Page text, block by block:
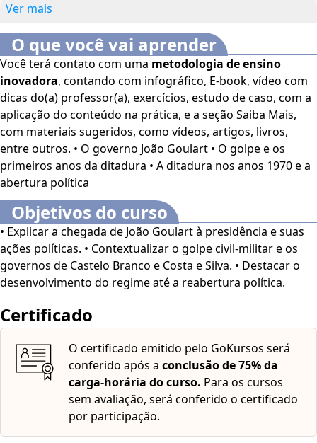
de uma ditadura que duraria até 1985. João Goulart,
também conhecido como Jango,assumiu a presidência
em 1961 após a renúncia de Jânio Quadros
ascensão ao poder ocorreu em um contexto de intensa
polarização política e social. Neste curso online, você
estudará os paradoxos sobre o período ditatorial.
Compreenderá as justificativas apresentadas para o golpe,
principalmente em relação à condução do governo de João
Goulart. Acompanhará o processo de institucionalização
da ditadura, com os primeiros governos dos militares. Por
fim, estudará o auge da repressão e do desenvolvimento
econômico e o posterior processo de transição para a
democracia. Bons estudos! O Curso Online
Goulart e o Golpe Civil-Militaré voltado para
profissionais e estudantes da área de História, além de
interessados no assunto.Este curso dispõe dos seguintes
recursos de acessibilidade: cores em alto-contraste,
Língua Brasileira de Sinais (Libras). Para ativar esses
na parte superior e habilite de acordo com sua
necessidade.O conteúdo do curso ficará disponível por
até 120 dias após a compra.
Ver mais
O que você vai aprender
Você terá contato com uma metodologia de ensino
inovadora, contando com infográfico, E-book, vídeo com
dicas do(a) professor(a), exercícios, estudo de caso, com a
aplicação do conteúdo na prática, e a seção Saiba Mais,
com materiais sugeridos, como vídeos, artigos, livros,
entre outros. • O governo João Goulart • O golpe e os
primeiros anos da ditadura • A ditadura nos anos 1970 e a
abertura política
Objetivos do curso
• Explicar a chegada de João Goulart à presidência e suas
ações políticas. • Contextualizar o golpe civil-militar e os
governos de Castelo Branco e Costa e Silva. • Destacar o
desenvolvimento do regime até a reabertura política.
Certificado
O certificado emitido pelo GoKursos será
conferido após a conclusão de 75% da
carga-horária do curso. Para os cursos
sem avaliação, será conferido o certificado
por participação.